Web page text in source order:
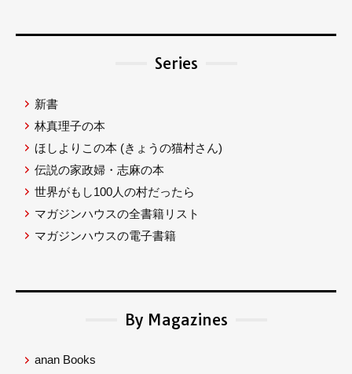
Series
新書
林真理子の本
ほしよりこの本 (きょうの猫村さん)
伝説の家政婦・志麻の本
世界がもし100人の村だったら
マガジンハウスの全書籍リスト
マガジンハウスの電子書籍
By Magazines
anan Books